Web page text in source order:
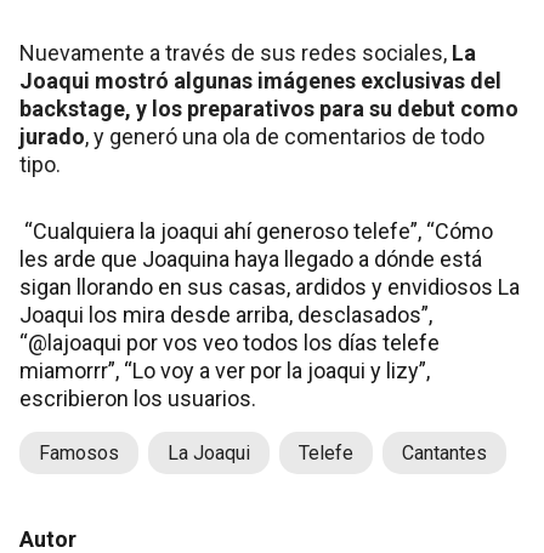
Nuevamente a través de sus redes sociales, La
Joaqui mostró algunas imágenes exclusivas del
backstage, y los preparativos para su debut como
jurado, y generó una ola de comentarios de todo
tipo.
“Cualquiera la joaqui ahí generoso telefe”, “Cómo
les arde que Joaquina haya llegado a dónde está
sigan llorando en sus casas, ardidos y envidiosos La
Joaqui los mira desde arriba, desclasados”,
“@lajoaqui por vos veo todos los días telefe
miamorrr”, “Lo voy a ver por la joaqui y lizy”,
escribieron los usuarios.
Famosos La Joaqui Telefe Cantantes
Autor